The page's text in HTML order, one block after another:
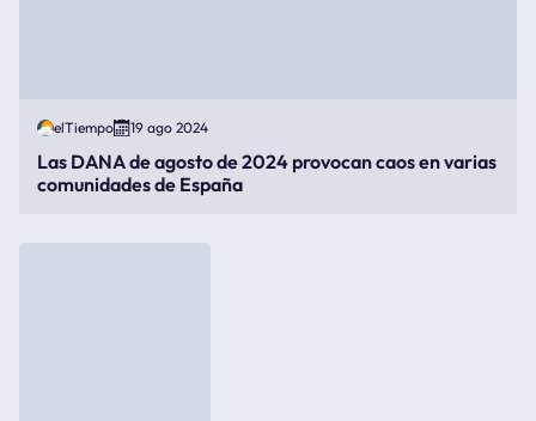
elTiempo 19 ago 2024
Las DANA de agosto de 2024 provocan caos en varias
comunidades de España